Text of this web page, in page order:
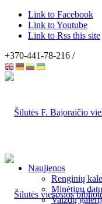
Link to Facebook
Link to Youtube
Link to Rss this site
+370-441-78-216 /
Naujienos
Renginių
Minėtinų
Vaizdų